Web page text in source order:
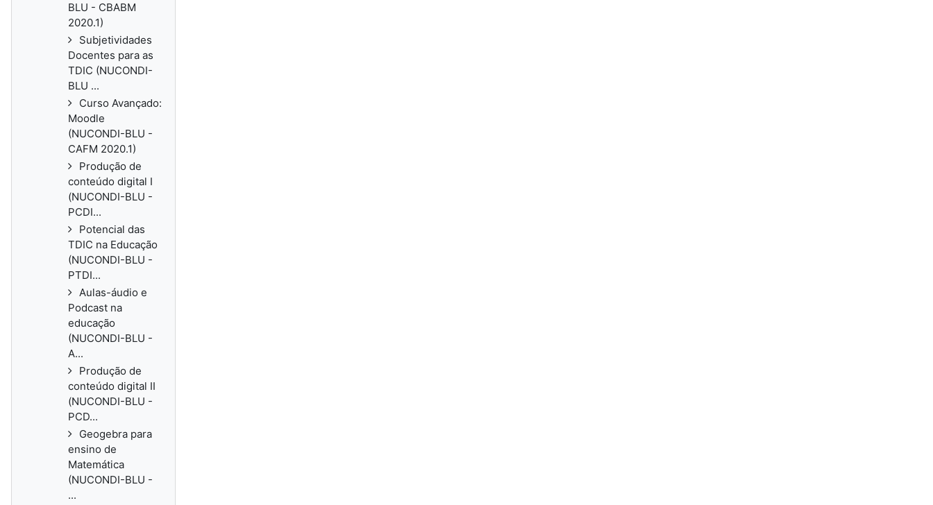
BLU - CBABM
2020.1)
Subjetividades
Docentes para as
TDIC (NUCONDI-
BLU ...
Curso Avançado:
Moodle
(NUCONDI-BLU -
CAFM 2020.1)
Produção de
conteúdo digital I
(NUCONDI-BLU -
PCDI...
Potencial das
TDIC na Educação
(NUCONDI-BLU -
PTDI...
Aulas-áudio e
Podcast na
educação
(NUCONDI-BLU -
A...
Produção de
conteúdo digital II
(NUCONDI-BLU -
PCD...
Geogebra para
ensino de
Matemática
(NUCONDI-BLU -
...